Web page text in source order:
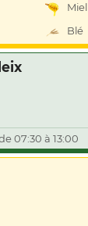
Miel
Blé
07:30 à 13:00